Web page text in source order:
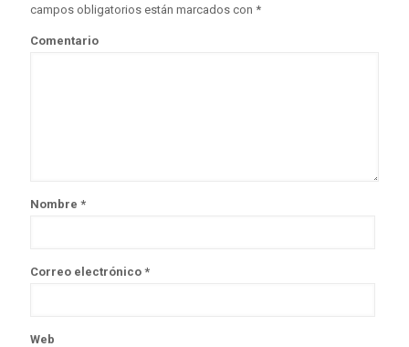
campos obligatorios están marcados con *
Comentario
Nombre *
Correo electrónico *
Web